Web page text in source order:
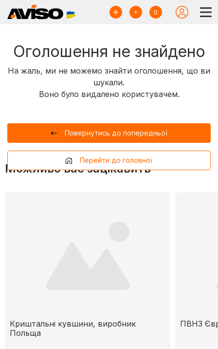
0
Оголошення не знайдено
На жаль, ми не можемо знайти оголошення, що ви
шукали.
Воно було видалено користувачем.
Повернутись до попередньої
Перейти до головної
Можливо вас зацікавить
Криштальні кувшини, виробник
Польща
ПВНЗ